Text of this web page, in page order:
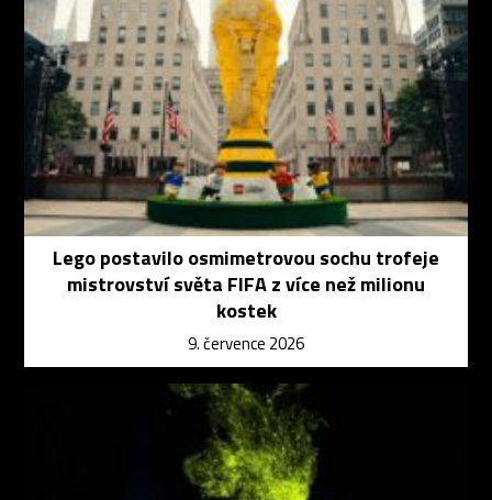
Lego postavilo osmimetrovou sochu trofeje
mistrovství světa FIFA z více než milionu
kostek
9. července 2026